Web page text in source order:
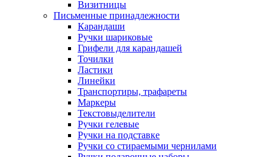
Визитницы
Письменные принадлежности
Карандаши
Ручки шариковые
Грифели для карандашей
Точилки
Ластики
Линейки
Транспортиры, трафареты
Маркеры
Текстовыделители
Ручки гелевые
Ручки на подставке
Ручки со стираемыми чернилами